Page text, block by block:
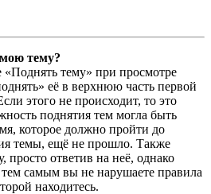
тему?
тему» при просмотре
её в верхнюю часть первой
этого не происходит, то это
поднятия тем могла быть
которое должно пройти до
темы, ещё не прошло. Также
просто ответив на неё, однако
тем самым вы не нарушаете правила
находитесь.